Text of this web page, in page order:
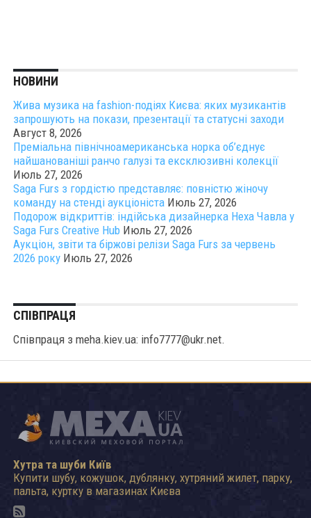
НОВИНИ
Жива музика на fashion-подіях Києва: яких музикантів
запрошують на покази, презентації та статусні заходи
Август 8, 2026
Преміальна північноамериканська норка об’єднує
найшанованіші ранчо галузі та ексклюзивні колекції
Июль 27, 2026
Saga Furs з гордістю представляє: повністю жіночу
команду на стенді аукціоніста Июль 27, 2026
Подорож відкриттів: індійська дизайнерка Неха Чавла у
Saga Furs Creative Hub Июль 27, 2026
Аукціон, звіти та біржові релізи Saga Furs за червень
2026 року Июль 27, 2026
СПІВПРАЦЯ
Співпраця з meha.kiev.ua: info7777@ukr.net.
Хутра та шуби Київ
Купити шубу, кожушок, дублянку, хутряний жилет, парку,
пальта, куртку в магазинах Києва